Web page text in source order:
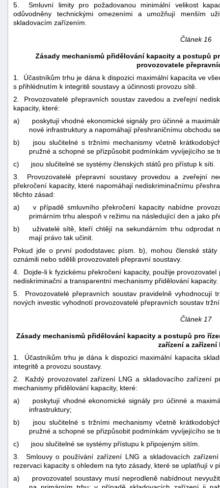
5. Smluvní limity pro požadovanou minimální velikost
odůvodněny technickými omezeními a umožňují menším
skladovacím zařízením.
Článek 16
Zásady mechanismů přidělování kapacity a postupů
provozovatele
1. Účastníkům trhu je dána k dispozici maximální kapacita ve
s přihlédnutím k integritě soustavy a účinnosti provozu sítě.
2. Provozovatelé přepravních soustav zavedou a zveřejní
kapacity, které:
a)
poskytují vhodné ekonomické signály pro účinné a
nové infrastruktury a napomáhají přeshraničnímu obchodu
b)
jsou slučitelné s tržními mechanismy včetně
pružné a schopné se přizpůsobit podmínkám vyvíjejícího se
c)
jsou slučitelné se systémy členských států pro přístup k síti.
3. Provozovatelé přepravní soustavy provedou a zveřejní
překročení kapacity, které napomáhají nediskriminačnímu
těchto zásad:
a)
v případě smluvního překročení kapacity nabídne
primárním trhu alespoň v režimu na následující den a jako
b)
uživatelé sítě, kteří chtějí na sekundárním trhu odprodat
mají právo tak učinit.
Pokud jde o první pododstavec písm. b), mohou členské
oznámili nebo sdělili provozovateli přepravní soustavy.
4. Dojde-li k fyzickému překročení kapacity, použije
nediskriminační a transparentní mechanismy přidělování kapacity.
5. Provozovatelé přepravních soustav pravidelně vyhodnocují
nových investic vyhodnotí provozovatelé přepravních soustav
Článek 17
Zásady mechanismů přidělování kapacity a postupů pro
zařízení a zařízení
1. Účastníkům trhu je dána k dispozici maximální kapacita
integritě a provozu soustavy.
2. Každý provozovatel zařízení LNG a skladovacího zařízení
mechanismy přidělování kapacity, které:
a)
poskytují vhodné ekonomické signály pro účinné a
infrastruktury;
b)
jsou slučitelné s tržními mechanismy včetně
pružné a schopné se přizpůsobit podmínkám vyvíjejícího se
c)
jsou slučitelné se systémy přístupu k připojeným sítím.
3. Smlouvy o používání zařízení LNG a skladovacích
rezervaci kapacity s ohledem na tyto zásady, které se uplatňují v
a)
provozovatel soustavy musí neprodleně nabídnout